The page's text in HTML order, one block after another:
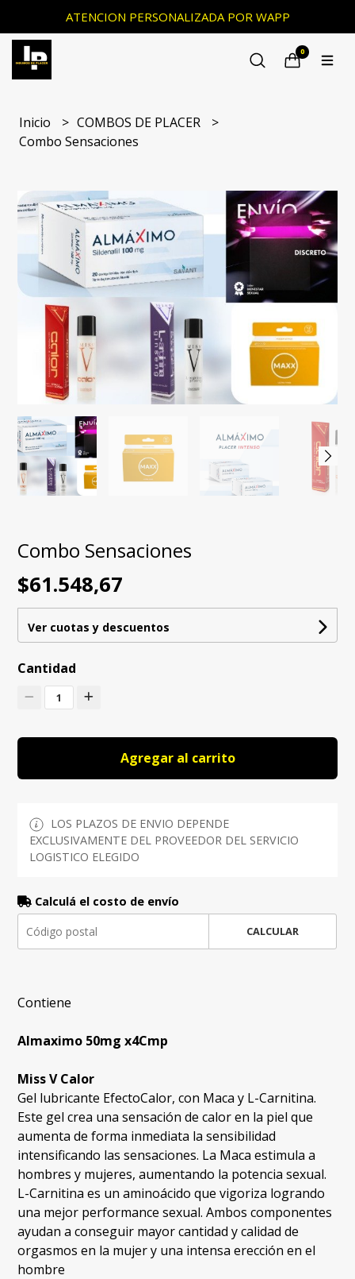
ATENCION PERSONALIZADA POR WAPP
0
Inicio
COMBOS DE PLACER
Combo Sensaciones
Combo Sensaciones
$61.548,67
Ver cuotas y descuentos
Cantidad
1
Agregar al carrito
LOS PLAZOS DE ENVIO DEPENDE
EXCLUSIVAMENTE DEL PROVEEDOR DEL SERVICIO
LOGISTICO ELEGIDO
Calculá el costo de envío
CALCULAR
Contiene
Almaximo 50mg x4Cmp
Miss V Calor
Gel lubricante EfectoCalor, con Maca y L-Carnitina.
Este gel crea una sensación de calor en la piel que
aumenta de forma inmediata la sensibilidad
intensificando las sensaciones. La Maca estimula a
hombres y mujeres, aumentando la potencia sexual.
L-Carnitina es un aminoácido que vigoriza logrando
una mejor performance sexual. Ambos componentes
ayudan a conseguir mayor cantidad y calidad de
orgasmos en la mujer y una intensa erección en el
hombre